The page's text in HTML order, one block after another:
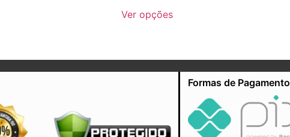
Ver opções
Formas de Pagamento